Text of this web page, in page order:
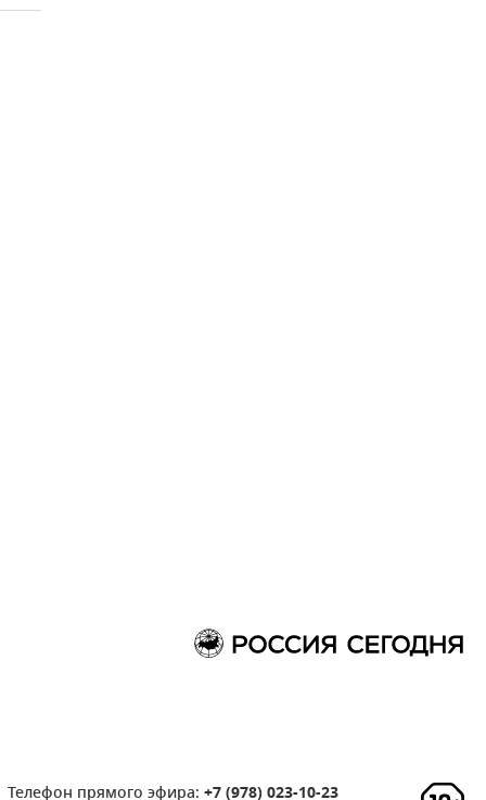
Телефон прямого эфира: +7 (978) 023-10-23